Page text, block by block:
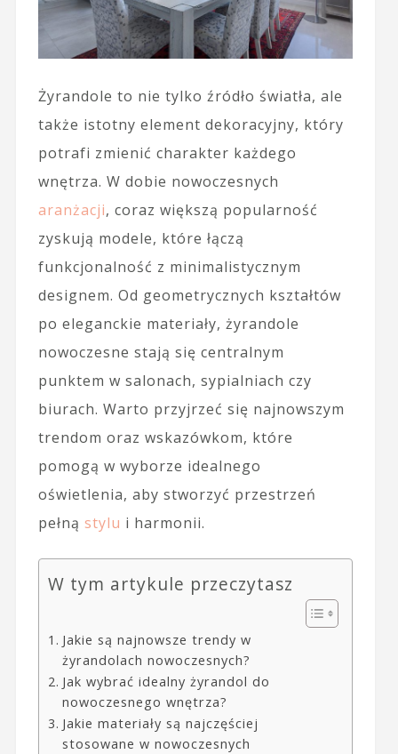
Żyrandole to nie tylko źródło światła, ale
także istotny element dekoracyjny, który
potrafi zmienić charakter każdego
wnętrza. W dobie nowoczesnych
aranżacji, coraz większą popularność
zyskują modele, które łączą
funkcjonalność z minimalistycznym
designem. Od geometrycznych kształtów
po eleganckie materiały, żyrandole
nowoczesne stają się centralnym
punktem w salonach, sypialniach czy
biurach. Warto przyjrzeć się najnowszym
trendom oraz wskazówkom, które
pomogą w wyborze idealnego
oświetlenia, aby stworzyć przestrzeń
pełną stylu i harmonii.
W tym artykule przeczytasz
Jakie są najnowsze trendy w
żyrandolach nowoczesnych?
Jak wybrać idealny żyrandol do
nowoczesnego wnętrza?
Jakie materiały są najczęściej
stosowane w nowoczesnych